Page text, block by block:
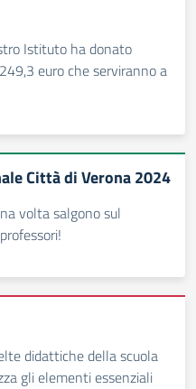
Istituto ha donato
euro che serviranno a
Città di Verona 2024
volta salgono sul
didattiche della scuola
gli elementi essenziali